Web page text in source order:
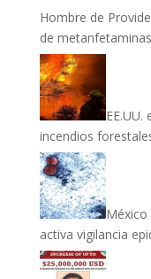
Hombre de
de
incendios
México
activa vigilancia